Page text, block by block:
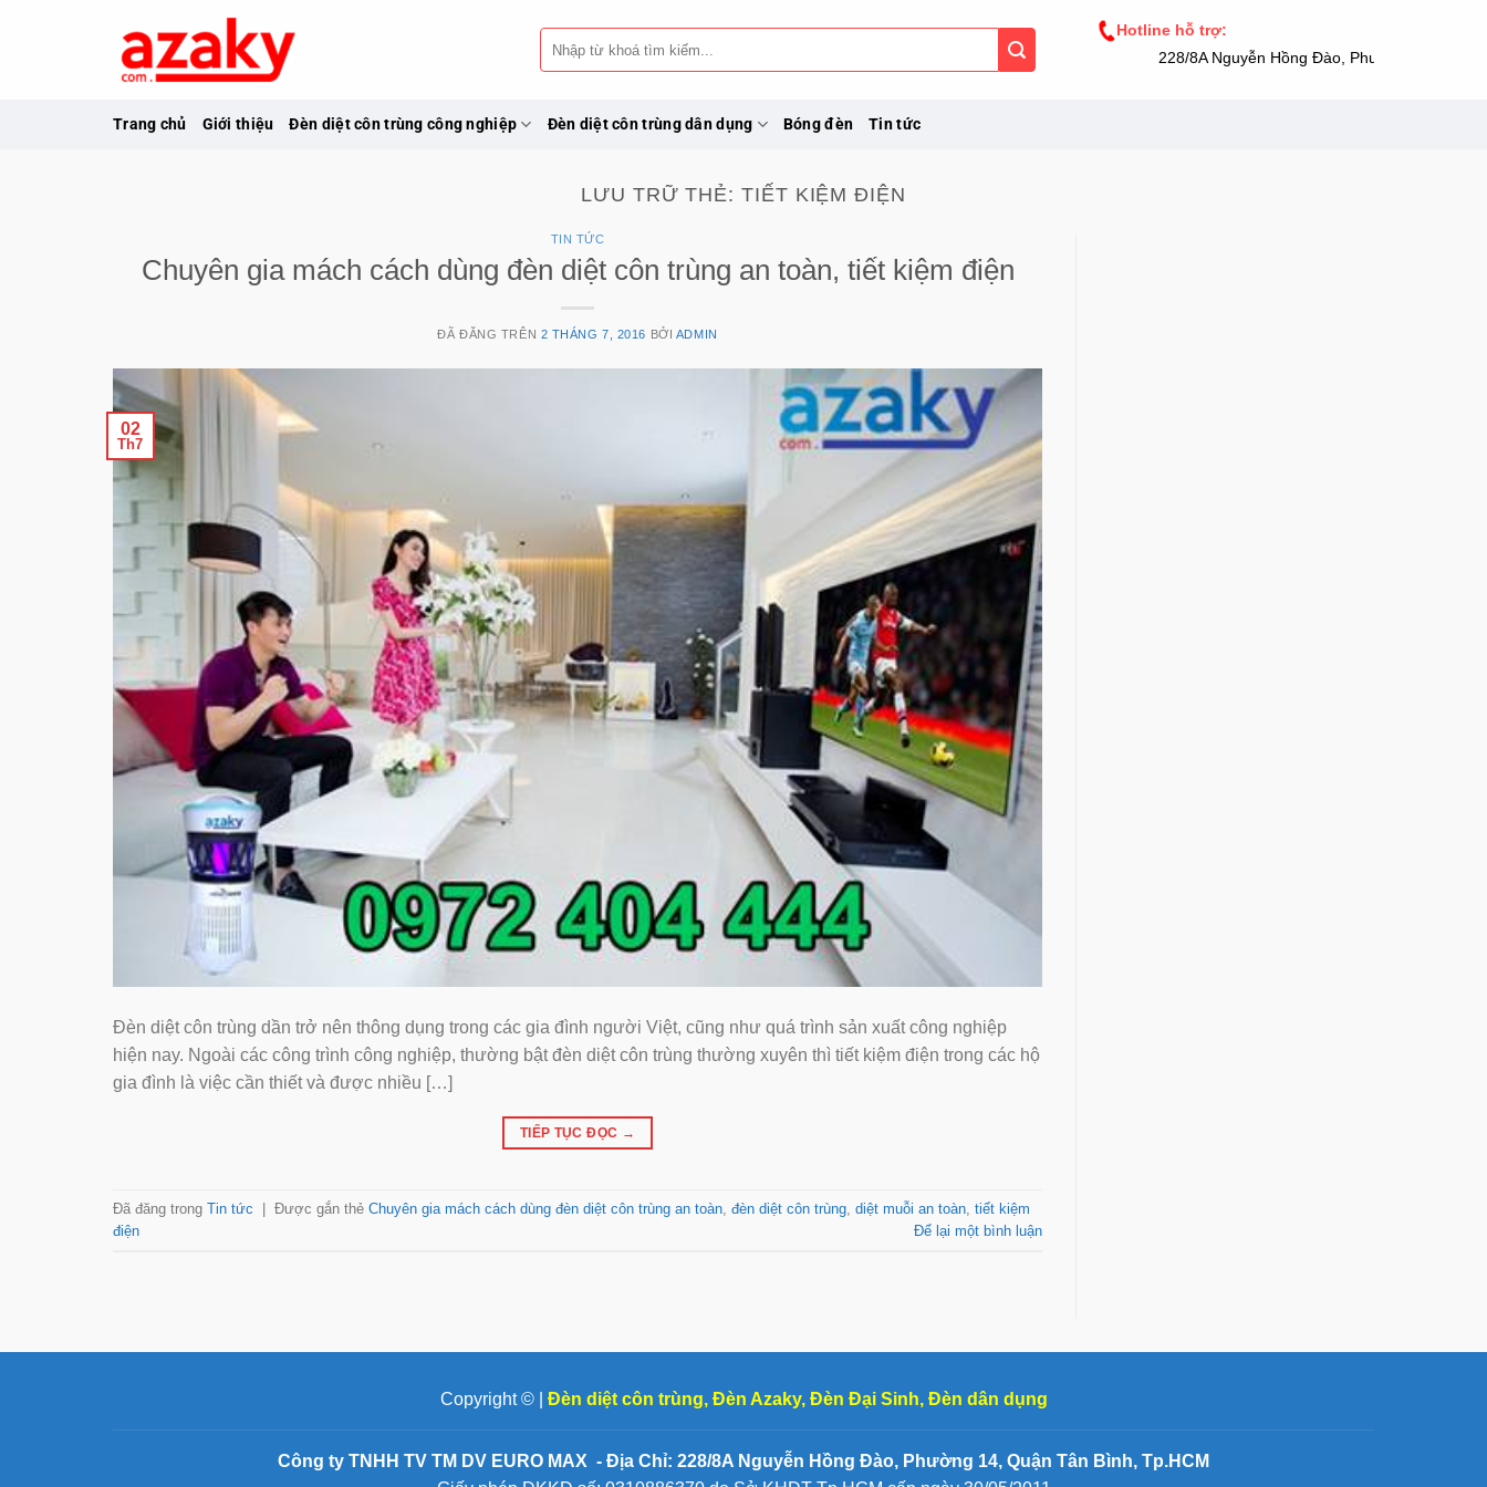
Tìm
kiếm:
Hotline hỗ trợ:
228/8A Nguyễn Hồng Đào, Phường 14, Tân
Trang chủ Giới thiệu Đèn diệt côn trùng công nghiệp Đèn diệt côn trùng dân dụng Bóng đèn Tin tức
LƯU TRỮ THẺ:TIẾT KIỆM ĐIỆN
TIN TỨC
Chuyên gia mách cách dùng đèn diệt côn trùng an toàn, tiết kiệm điện
ĐÃ ĐĂNG TRÊN 2 THÁNG 7, 2016 BỞI ADMIN
02
Th7
Đèn diệt côn trùng dần trở nên thông dụng trong các gia đình người Việt, cũng như quá trình sản xuất công nghiệp
hiện nay. Ngoài các công trình công nghiệp, thường bật đèn diệt côn trùng thường xuyên thì tiết kiệm điện trong các hộ
gia đình là việc cần thiết và được nhiều […]
TIẾP TỤC ĐỌC →
Đã đăng trong Tin tức | Được gắn thẻ Chuyên gia mách cách dùng đèn diệt côn trùng an toàn đèn diệt côn trùng diệt muỗi an toàn tiết kiệm
điện
Để lại một bình luận
Copyright © | Đèn diệt côn trùng, Đèn Azaky, Đèn Đại Sinh, Đèn dân dụng
Công ty TNHH TV TM DV EURO MAX - Địa Chỉ: 228/8A Nguyễn Hồng Đào, Phường 14, Quận Tân Bình, Tp.HCM